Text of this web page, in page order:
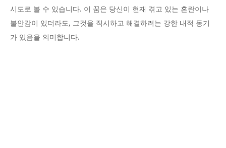
시도로 볼 수 있습니다. 이 꿈은 당신이 현재 겪고 있는 혼란이나
불안감이 있더라도, 그것을 직시하고 해결하려는 강한 내적 동기
가 있음을 의미합니다.